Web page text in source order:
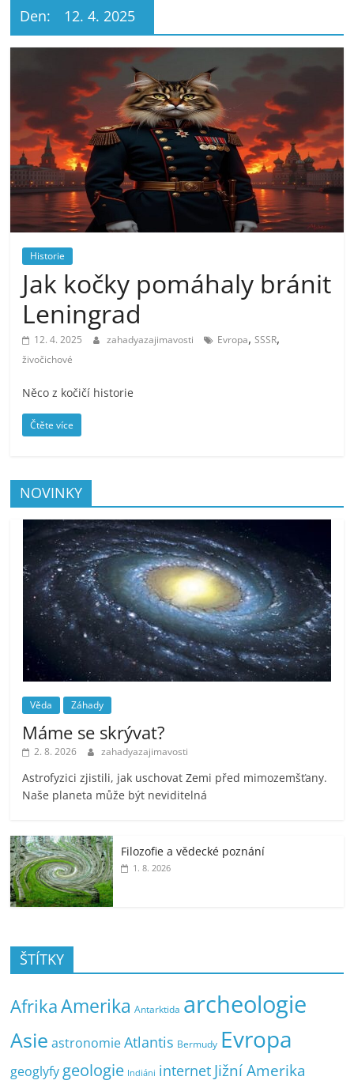
Den: 12. 4. 2025
Historie
Jak kočky pomáhaly bránit
Leningrad
12. 4. 2025 zahadyazajimavosti Evropa,SSSR,
živočichové
Něco z kočičí historie
Čtěte více
NOVINKY
Věda Záhady
Máme se skrývat?
2. 8. 2026 zahadyazajimavosti
Astrofyzici zjistili, jak uschovat Zemi před mimozemšťany.
Naše planeta může být neviditelná
Filozofie a vědecké poznání
1. 8. 2026
ŠTÍTKY
AfrikaAmerika Antarktida archeologie
Asie astronomie Atlantis Bermudy Evropa
geoglyfy geologie Indiáni internet Jižní Amerika